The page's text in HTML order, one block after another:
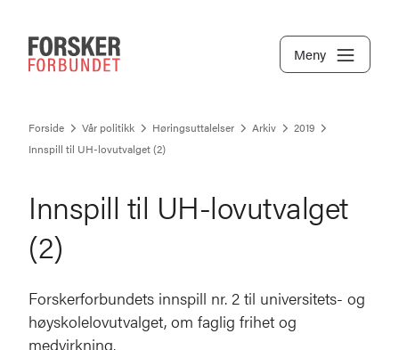
Meny
Forside Vår politikk Høringsuttalelser Arkiv
2019
Innspill til UH-lovutvalget (2)
Innspill til UH-lovutvalget
(2)
Forskerforbundets innspill nr. 2 til universitets- og
høyskolelovutvalget, om faglig frihet og
medvirkning.